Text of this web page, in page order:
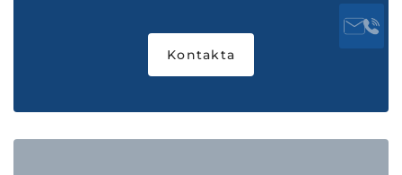
Kontakta